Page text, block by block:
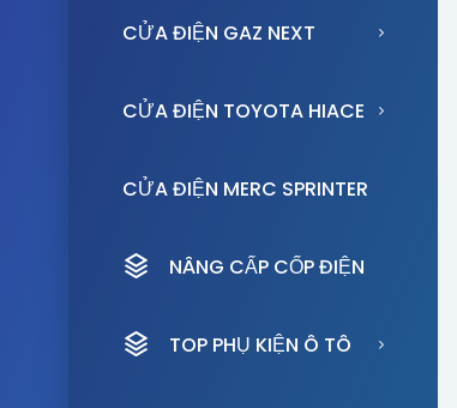
CỬA ĐIỆN GAZ NEXT
CỬA ĐIỆN TOYOTA HIACE
CỬA ĐIỆN MERC SPRINTER
NÂNG CẤP CỐP ĐIỆN
TOP PHỤ KIỆN Ô TÔ